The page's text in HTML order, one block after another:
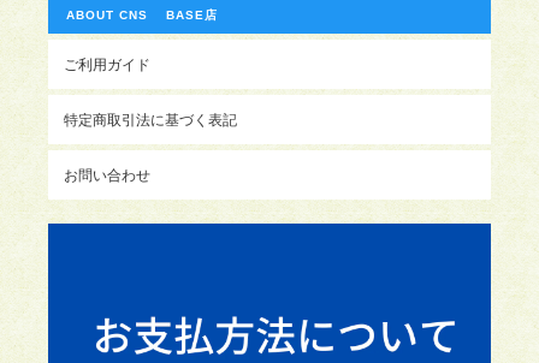
ABOUT CNS BASE店
ご利用ガイド
特定商取引法に基づく表記
お問い合わせ